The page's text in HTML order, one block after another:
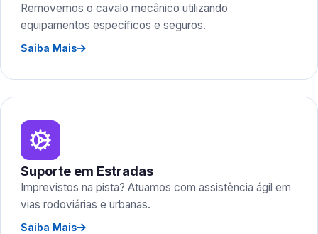
Removemos o cavalo mecânico utilizando
equipamentos específicos e seguros.
Saiba Mais
Suporte em Estradas
Imprevistos na pista? Atuamos com assistência ágil em
vias rodoviárias e urbanas.
Saiba Mais